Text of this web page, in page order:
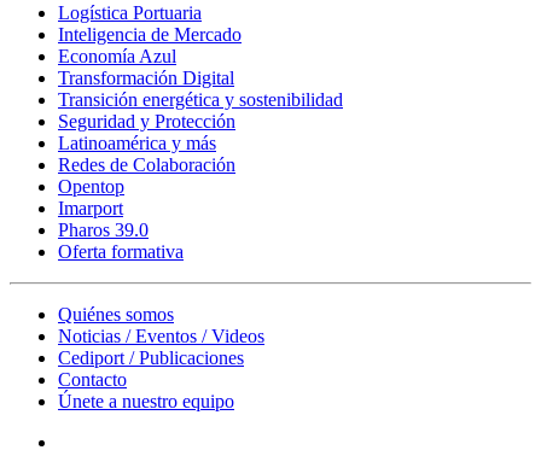
Logística Portuaria
Inteligencia de Mercado
Economía Azul
Transformación Digital
Transición energética y sostenibilidad
Seguridad y Protección
Latinoamérica y más
Redes de Colaboración
Opentop
Imarport
Pharos 39.0
Oferta formativa
Quiénes somos
Noticias / Eventos / Videos
Cediport / Publicaciones
Contacto
Únete a nuestro equipo